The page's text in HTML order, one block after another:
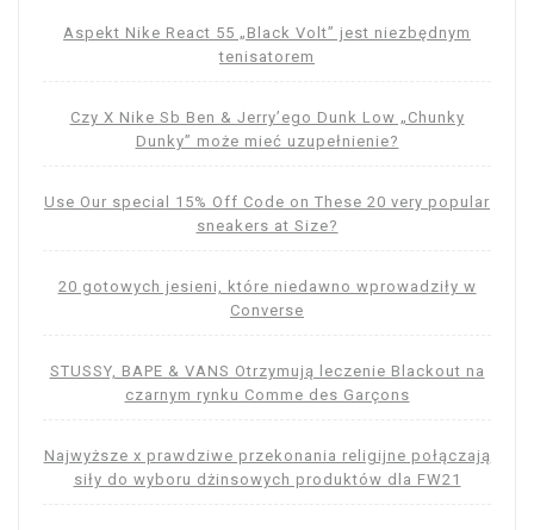
Aspekt Nike React 55 „Black Volt” jest niezbędnym
tenisatorem
Czy X Nike Sb Ben & Jerry’ego Dunk Low „Chunky
Dunky” może mieć uzupełnienie?
Use Our special 15% Off Code on These 20 very popular
sneakers at Size?
20 gotowych jesieni, które niedawno wprowadziły w
Converse
STUSSY, BAPE & VANS Otrzymują leczenie Blackout na
czarnym rynku Comme des Garçons
Najwyższe x prawdziwe przekonania religijne połączają
siły do ​​wyboru dżinsowych produktów dla FW21